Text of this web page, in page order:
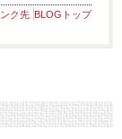
ク先 BLOGトップ